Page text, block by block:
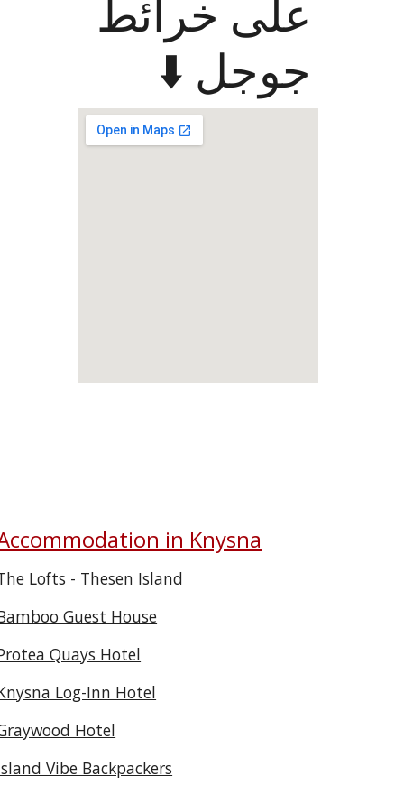
جوجل ⬇️
in Knysna
Lofts - Thesen Island
Guest House
Quays Hotel
Log-Inn Hotel
Hotel
Vibe Backpackers